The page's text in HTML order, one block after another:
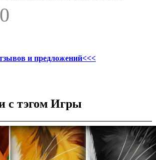
и предложений<<<
с тэгом Игры